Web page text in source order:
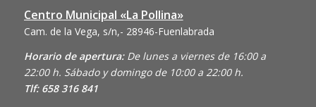
Centro Municipal «La Pollina»
Cam. de la Vega, s/n,- 28946-Fuenlabrada
Horario de apertura: De lunes a viernes de 16:00 a
22:00 h. Sábado y domingo de 10:00 a 22:00 h.
Tlf: 658 316 841